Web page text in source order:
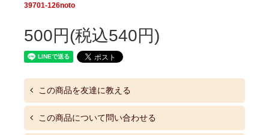
39701-126noto
500円(税込540円)
この商品を友達に教える
この商品について問い合わせる